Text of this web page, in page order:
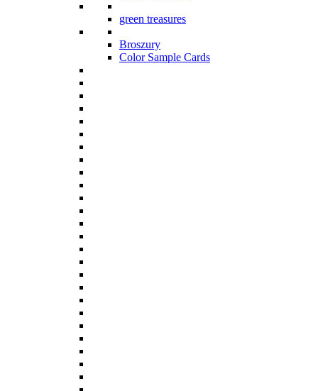
green treasures
Broszury
Color Sample Cards